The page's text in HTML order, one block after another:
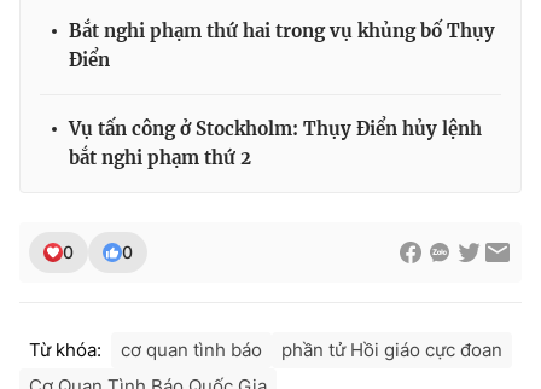
THỜI BÁO VTV
Bắt nghi phạm thứ hai trong vụ khủng bố Thụy
Điển
Vụ tấn công ở Stockholm: Thụy Điển hủy lệnh
bắt nghi phạm thứ 2
0 0
Từ khóa: cơ quan tình báo
phần tử Hồi giáo cực đoan